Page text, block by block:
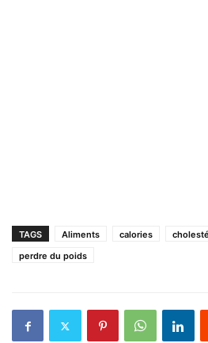
TAGS Aliments calories
perdre du poids